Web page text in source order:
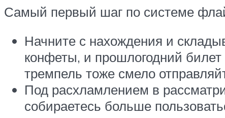
Самый первый шаг по системе
Начните с нахождения и
конфеты, и прошлогодний билет
тремпель тоже смело
Под расхламлением в
собираетесь больше